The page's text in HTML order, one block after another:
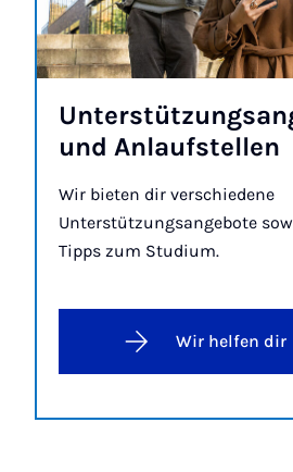
und An­­lauf­stel­len
Wir bieten dir verschiedene
Unterstützungsangebote
Tipps zum Studium.
Wir helfen dir